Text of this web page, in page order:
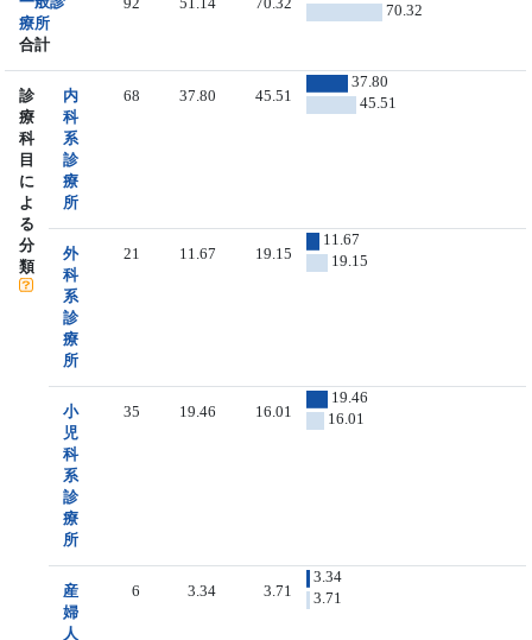
療所
合計
70.32
診
療
科
目
に
よ
る
分
類
内
科
系
診
療
所
68 37.80 45.51
37.80
45.51
外
科
系
診
療
所
21 11.67 19.15
11.67
19.15
小
児
科
系
診
療
所
35 19.46 16.01
19.46
16.01
産
婦
人
6 3.34 3.71
3.34
3.71